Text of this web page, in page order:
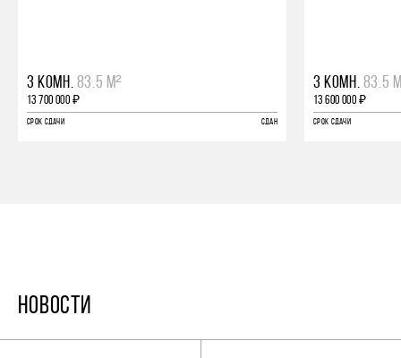
3 КОМН. 83.5 М²
13 700 000 ₽
СРОК СДАЧИ СДАН
3 КОМН. 83.5
13 600 000 ₽
СРОК СДАЧИ
НОВОСТИ